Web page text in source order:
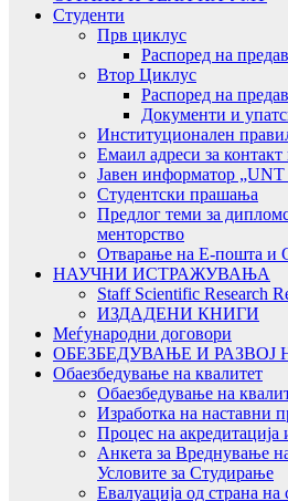
Студенти
Прв циклус
Распоред на
Втор Циклус
Распоред на
Документи и
Институционален
Емаил адреси за
Јавен информатор „UNT
Студентски прашања
Предлог теми за
менторство
Отварање на Е-пошта и
НАУЧНИ ИСТРАЖУВАЊА
Staff Scientific Research
ИЗДАДЕНИ КНИГИ
Меѓународни договори
ОБЕЗБЕДУВАЊЕ И РАЗВОЈ
Обаезбедување на квалитет
Обаезбедување на
Изработка на наставни
Процес на акредитација
Анкета за Вреднување
Условите за Студирање
Евалуација од страна на